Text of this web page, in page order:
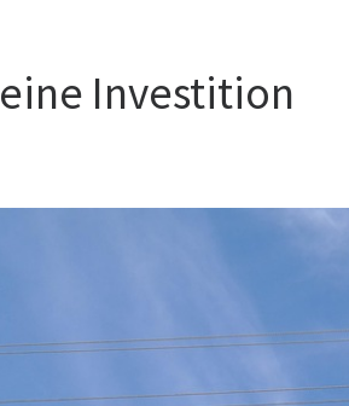
Investition